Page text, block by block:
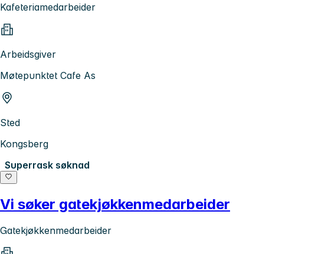
Kafeteriamedarbeider
Arbeidsgiver
Møtepunktet Cafe As
Sted
Kongsberg
Superrask søknad
Vi søker gatekjøkkenmedarbeider
Gatekjøkkenmedarbeider